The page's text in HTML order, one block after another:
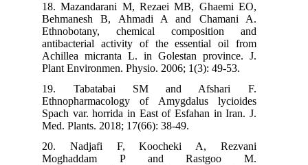
18. Mazandarani M, Rezaei MB, Ghaemi EO,
Behmanesh B, Ahmadi A and Chamani A.
Ethnobotany, chemical composition and
antibacterial activity of the essential oil from
Achillea micranta L. in Golestan province. J.
Plant Environmen. Physio. 2006; 1(3): 49-53.
19. Tabatabai SM and Afshari F.
Ethnopharmacology of Amygdalus lycioides
Spach var. horrida in East of Esfahan in Iran. J.
Med. Plants. 2018; 17(66): 38-49.
20. Nadjafi F, Koocheki A, Rezvani
Moghaddam P and Rastgoo M.